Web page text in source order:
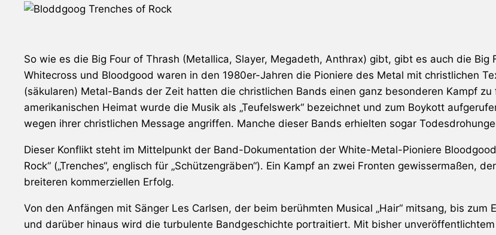
So wie es die Big Four of Thrash (Metallica, Slayer, Megadeth, Anthrax) gibt, gibt es auch die Big
Whitecross und Bloodgood waren in den 1980er-Jahren die Pioniere des Metal mit christlichen
(säkularen) Metal-Bands der Zeit hatten die christlichen Bands einen ganz besonderen Kampf
amerikanischen Heimat wurde die Musik als „Teufelswerk“ bezeichnet und zum Boykott
wegen ihrer christlichen Message angriffen. Manche dieser Bands erhielten sogar
Dieser Konflikt steht im Mittelpunkt der Band-Dokumentation der White-Metal-Pioniere
Rock“ („Trenches“, englisch für „Schützengräben“). Ein Kampf an zwei Fronten gewissermaßen,
breiteren kommerziellen Erfolg.
Von den Anfängen mit Sänger Les Carlsen, der beim berühmten Musical „Hair“ mitsang, bis
und darüber hinaus wird die turbulente Bandgeschichte portraitiert. Mit bisher